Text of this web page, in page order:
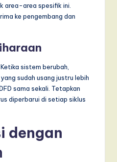
area-area spesifik ini.
ke pengembang dan
sistem berubah,
sudah usang justru lebih
sama sekali. Tetapkan
diperbarui di setiap siklus
dengan